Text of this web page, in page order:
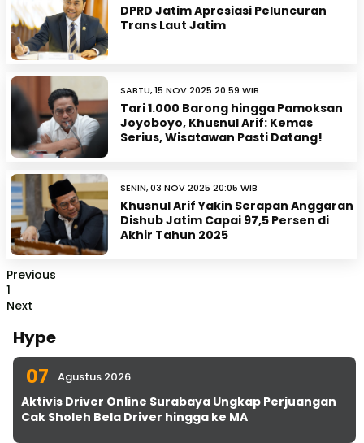
DPRD Jatim Apresiasi Peluncuran
Trans Laut Jatim
SABTU, 15 NOV 2025 20:59 WIB
Tari 1.000 Barong hingga Pamoksan
Joyoboyo, Khusnul Arif: Kemas
Serius, Wisatawan Pasti Datang!
SENIN, 03 NOV 2025 20:05 WIB
Khusnul Arif Yakin Serapan Anggaran
Dishub Jatim Capai 97,5 Persen di
Akhir Tahun 2025
Previous
1
Next
Hype
07 Agustus 2026
Aktivis Driver Online Surabaya Ungkap Perjuangan
Cak Sholeh Bela Driver hingga ke MA